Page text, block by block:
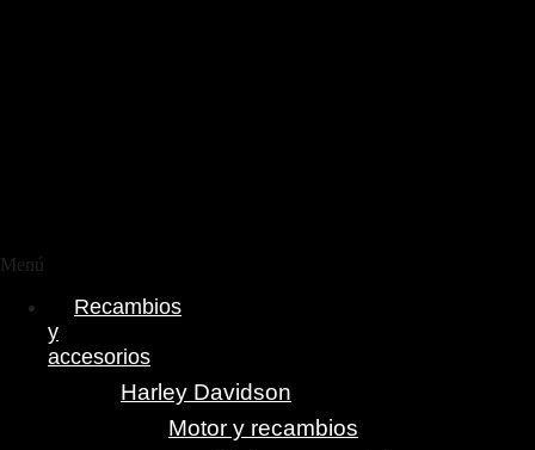
Menú
Recambios
y
accesorios
Harley Davidson
Motor y recambios